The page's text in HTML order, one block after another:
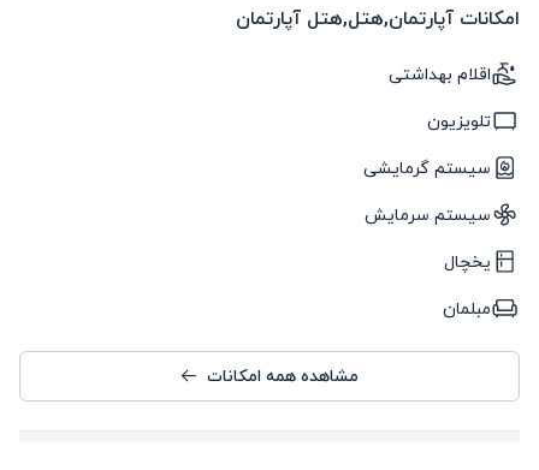
امکانات آپارتمان,هتل,هتل آپارتمان
اقلام بهداشتی
تلویزیون
سیستم گرمایشی
سیستم سرمایش
یخچال
مبلمان
مشاهده همه امکانات